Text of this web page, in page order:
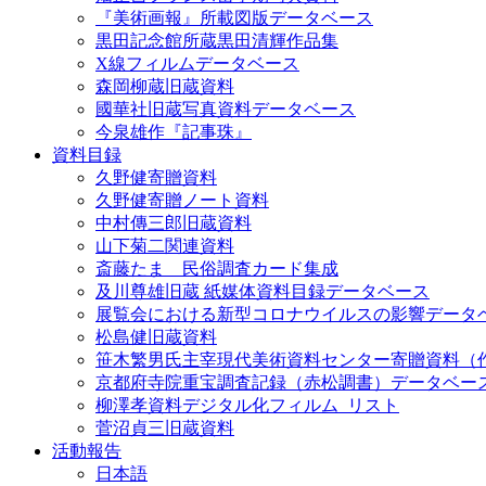
『美術画報』所載図版データベース
黒田記念館所蔵黒田清輝作品集
X線フィルムデータベース
森岡柳蔵旧蔵資料
國華社旧蔵写真資料データベース
今泉雄作『記事珠』
資料目録
久野健寄贈資料
久野健寄贈ノート資料
中村傳三郎旧蔵資料
山下菊二関連資料
斎藤たま 民俗調査カード集成
及川尊雄旧蔵 紙媒体資料目録データベース
展覧会における新型コロナウイルスの影響データ
松島健旧蔵資料
笹木繁男氏主宰現代美術資料センター寄贈資料（
京都府寺院重宝調査記録（赤松調書）データベー
柳澤孝資料デジタル化フィルム_リスト
菅沼貞三旧蔵資料
活動報告
日本語